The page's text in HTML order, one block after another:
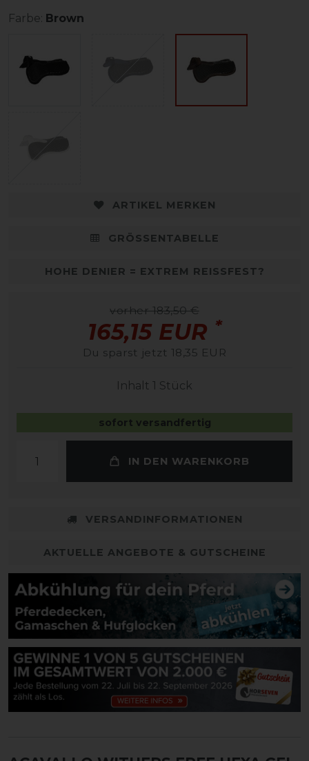
Farbe: Brown
ARTIKEL MERKEN
GRÖSSENTABELLE
HOHE DENIER = EXTREM REISSFEST?
vorher 183,50 €
165,15 EUR *
Du sparst jetzt 18,35 EUR
Inhalt 1 Stück
sofort versandfertig
IN DEN WARENKORB
VERSANDINFORMATIONEN
AKTUELLE ANGEBOTE & GUTSCHEINE